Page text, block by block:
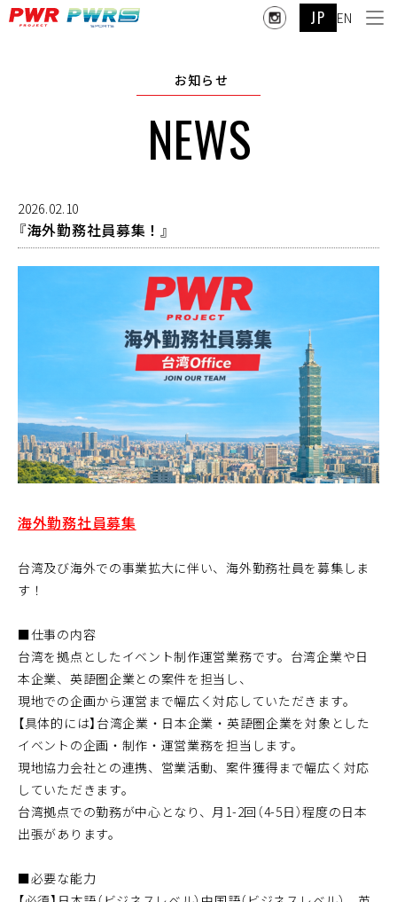
EN
JP
お知らせ
NEWS
2026.02.10
『海外勤務社員募集！』
海外勤務社員募集
台湾及び海外での事業拡大に伴い、海外勤務社員を募集しま
す！
■仕事の内容
台湾を拠点としたイベント制作運営業務です。台湾企業や日
本企業、英語圏企業との案件を担当し、
現地での企画から運営まで幅広く対応していただきます。
【具体的には】台湾企業・日本企業・英語圏企業を対象とした
イベントの企画・制作・運営業務を担当します。
現地協力会社との連携、営業活動、案件獲得まで幅広く対応
していただきます。
台湾拠点での勤務が中心となり、月1-2回（4-5日）程度の日本
出張があります。
■必要な能力